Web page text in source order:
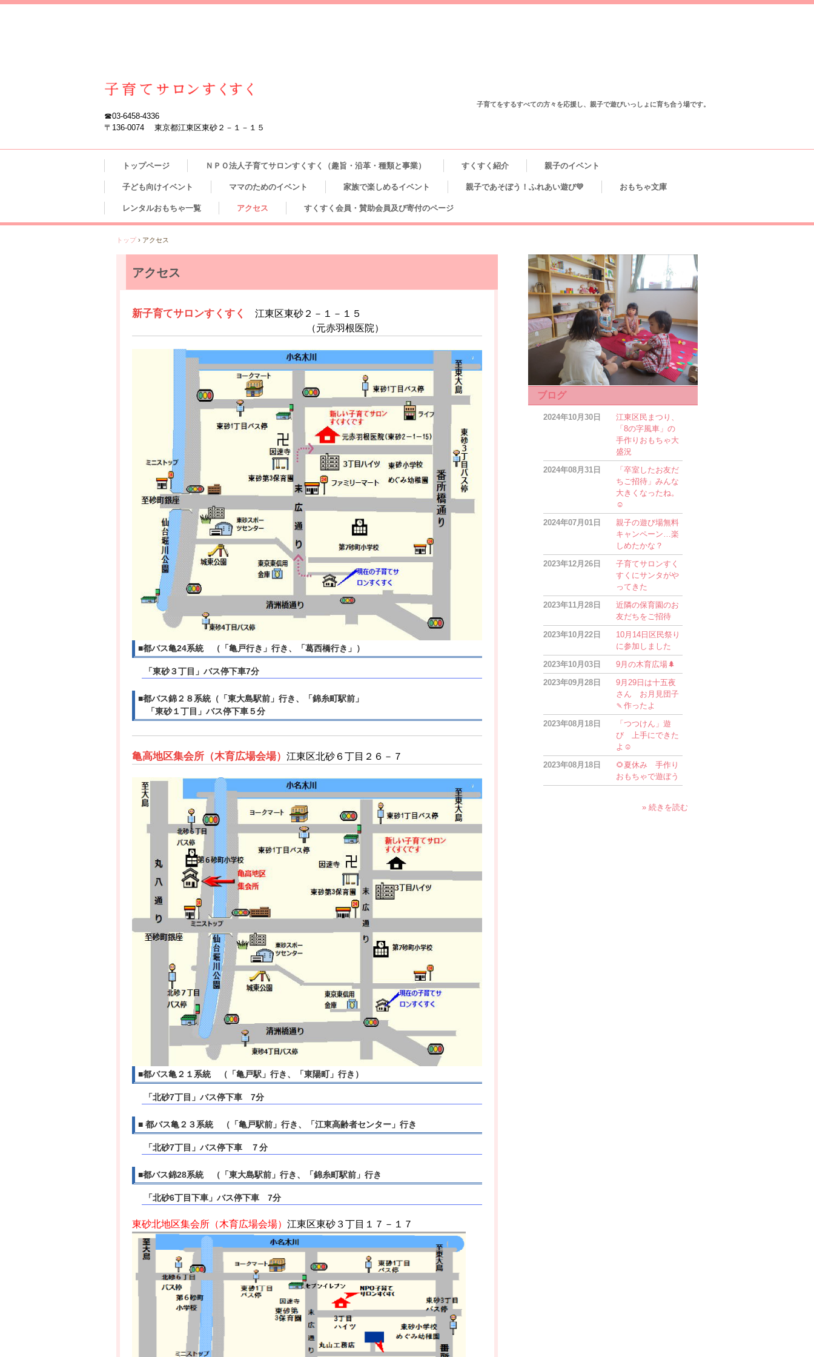
子育てをするすべての方々を応援し、親子で遊びいっしょに育ち合う場です。
☎03-6458-4336
〒136-0074 東京都江東区東砂２－１－１５
トップページ ＮＰＯ法人子育てサロンすくすく（趣旨・沿革・種類と事業） すくすく紹介 親子のイベント
子ども向けイベント ママのためのイベント 家族で楽しめるイベント 親子であそぼう！ふれあい遊び💛 おもちゃ文庫
レンタルおもちゃ一覧 アクセス すくすく会員・賛助会員及び寄付のページ
トップ › アクセス
アクセス
新子育てサロンすくすく
江東区東砂２－１－１５
（元赤羽根医院）
■都バス亀24系統 （「亀戸行き」行き、「葛西橋行き」）
「東砂３丁目」バス停下車7分
■都バス錦２８系統（「東大島駅前」行き、「錦糸町駅前」
「東砂１丁目」バス停下車５分
亀高地区集会所（木育広場会場） 江東区北砂６丁目２６－７
■都バス亀２１系統 （「亀戸駅」行き、「東陽町」行き）
「北砂7丁目」バス停下車 7分
■ 都バス亀２３系統 （「亀戸駅前」行き、「江東高齢者センター」行き
「北砂7丁目」バス停下車 ７分
■都バス錦28系統 （「東大島駅前」行き、「錦糸町駅前」行き
「北砂6丁目下車」バス停下車 7分
東砂北地区集会所（木育広場会場） 江東区東砂３丁目１７－１７
ブログ
2024年10月30日
江東区民まつり、
「8の字風車」の
手作りおもちゃ大
盛況
2024年08月31日
「卒室したお友だ
ちご招待」みんな
大きくなったね。
☺
2024年07月01日
親子の遊び場無料
キャンペーン…楽
しめたかな？
2023年12月26日
子育てサロンすく
すくにサンタがや
ってきた
2023年11月28日
近隣の保育園のお
友だちをご招待
2023年10月22日
10月14日区民祭り
に参加しました
2023年10月03日
9月の木育広場🌲
2023年09月28日
9月29日は十五夜
さん お月見団子
🍡作ったよ
2023年08月18日
「つつけん」遊
び 上手にできた
よ☺
2023年08月18日
🌻夏休み 手作り
おもちゃで遊ぼう
» 続きを読む